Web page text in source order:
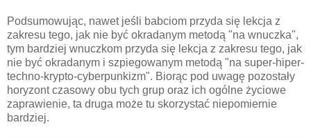
Podsumowując, nawet jeśli babciom przyda się lekcja z
zakresu tego, jak nie być okradanym metodą "na wnuczka",
tym bardziej wnuczkom przyda się lekcja z zakresu tego, jak
nie być okradanym i szpiegowanym metodą "na super-hiper-
techno-krypto-cyberpunkizm". Biorąc pod uwagę pozostały
horyzont czasowy obu tych grup oraz ich ogólne życiowe
zaprawienie, ta druga może tu skorzystać niepomiernie
bardziej.